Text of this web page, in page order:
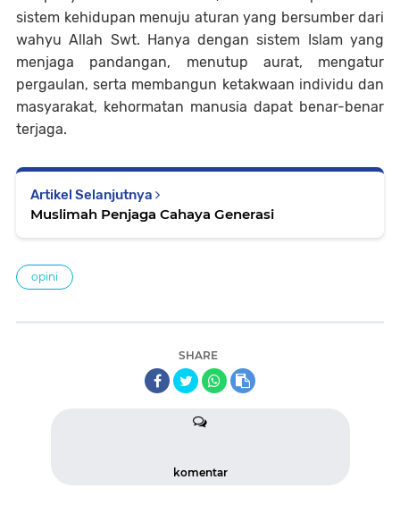
sistem kehidupan menuju aturan yang bersumber dari
wahyu Allah Swt. Hanya dengan sistem Islam yang
menjaga pandangan, menutup aurat, mengatur
pergaulan, serta membangun ketakwaan individu dan
masyarakat, kehormatan manusia dapat benar-benar
terjaga.
Artikel Selanjutnya
Muslimah Penjaga Cahaya Generasi
opini
SHARE
komentar